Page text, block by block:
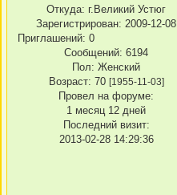
Откуда: г.Великий Устюг
Зарегистрирован: 2009-12-08
Приглашений: 0
Сообщений: 6194
Пол: Женский
Возраст: 70 [1955-11-03]
Провел на форуме:
1 месяц 12 дней
Последний визит:
2013-02-28 14:29:36